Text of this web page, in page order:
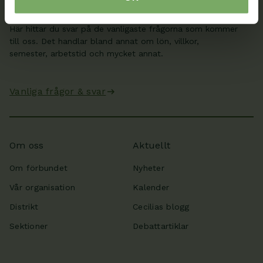
Här hittar du svar på de vanligaste frågorna som kommer
till oss. Det handlar bland annat om lön, villkor,
semester, arbetstid och mycket annat.
Vanliga frågor & svar
Om oss
Om förbundet
Vår organisation
Distrikt
Sektioner
Aktuellt
Nyheter
Kalender
Cecilias blogg
Debattartiklar